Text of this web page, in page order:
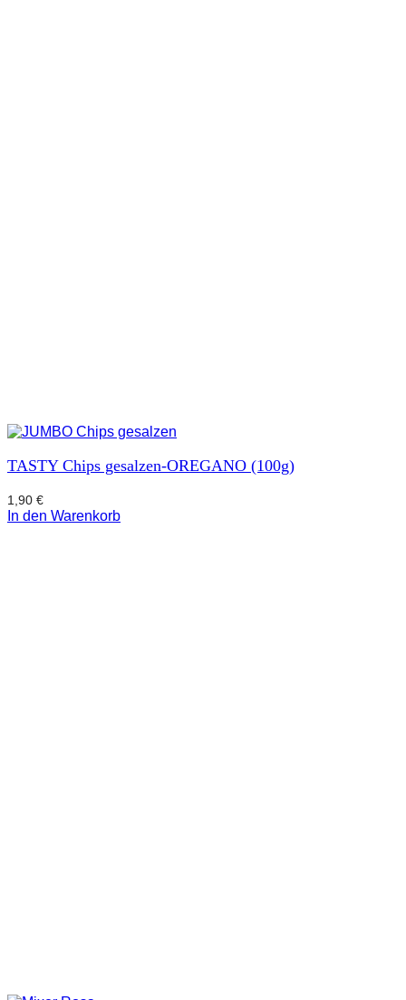
TASTY Chips gesalzen-OREGANO (100g)
1,90 €
In den Warenkorb